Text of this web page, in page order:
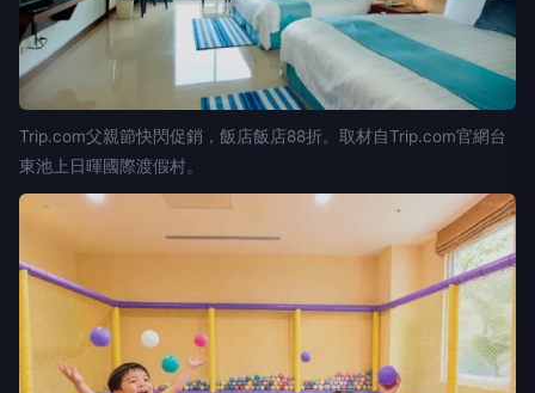
Trip.com父親節快閃促銷，飯店飯店88折。取材自Trip.com官網台
東池上日暉國際渡假村。